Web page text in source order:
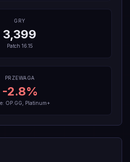
GRY
3,399
Patch 16.15
PRZEWAGA
-2.8%
OP.GG, Platinum+